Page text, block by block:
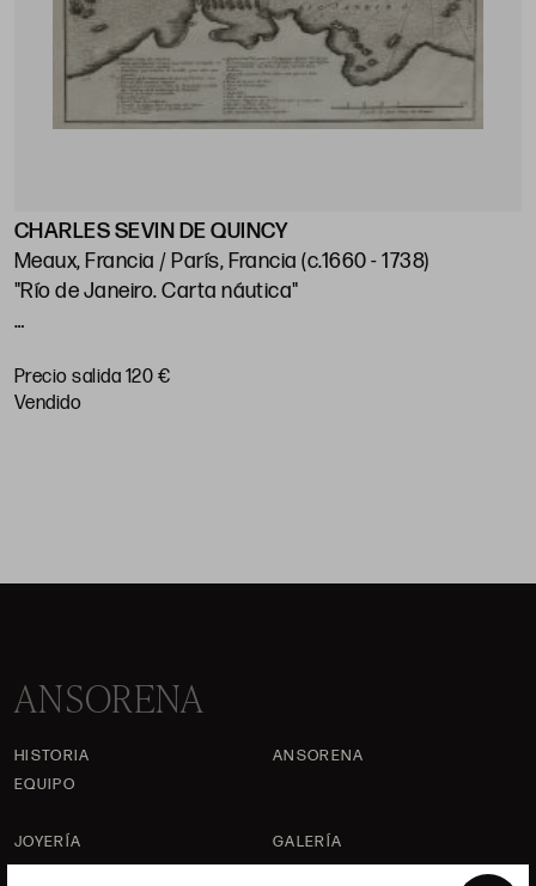
CHARLES SEVIN DE QUINCY
Meaux, Francia / París, Francia (c.1660 - 1738)
"Río de Janeiro. Carta náutica"
Precio salida 120 €
vendido
ANSORENA
HISTORIA
ANSORENA
EQUIPO
JOYERÍA
GALERÍA
SUBASTAS
VALORACIONES